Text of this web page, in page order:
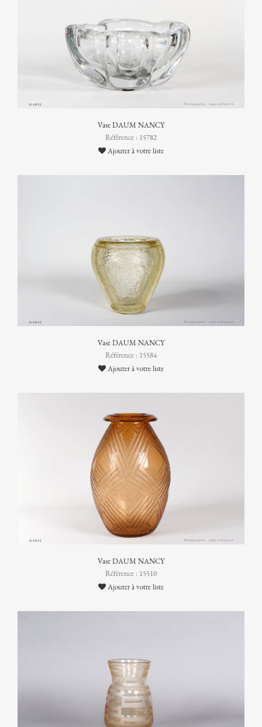
Vase DAUM NANCY
Référence : 15782
Ajouter à votre liste
Vase DAUM NANCY
Référence : 15584
Ajouter à votre liste
Vase DAUM NANCY
Référence : 15510
Ajouter à votre liste